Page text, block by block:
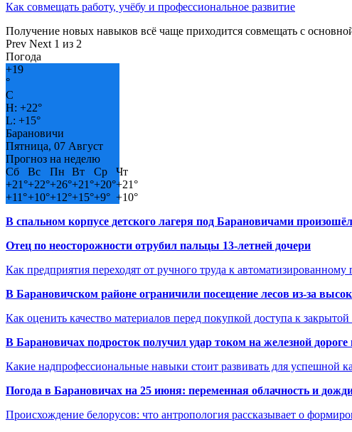
Как совмещать работу, учёбу и профессиональное развитие
Получение новых навыков всё чаще приходится совмещать с
Prev Next 1 из 2
Погода
+19
°
C
H: +22°
L: +15°
Барановичи
Пятница, 07 Август
Прогноз на неделю
Сб
Вс Пн Вт Ср
Чт
+21°+22°+26°+21°+20°+21°
+11°+10°+12°+15°+9° +10°
В спальном корпусе детского лагеря под Барановичами
Отец по неосторожности отрубил пальцы 13-летней дочери
Как предприятия переходят от ручного труда к автоматизированному
В Барановичском районе ограничили посещение лесов из-за
Как оценить качество материалов перед покупкой доступа к
В Барановичах подросток получил удар током на железной
Какие надпрофессиональные навыки стоит развивать для успешной
Погода в Барановичах на 25 июня: переменная облачность и
Происхождение белорусов: что антропология рассказывает о